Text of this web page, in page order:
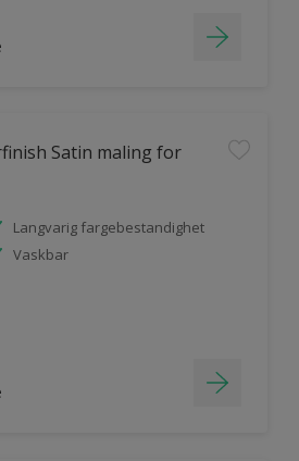
Satin maling for
Langvarig fargebestandighet
Vaskbar